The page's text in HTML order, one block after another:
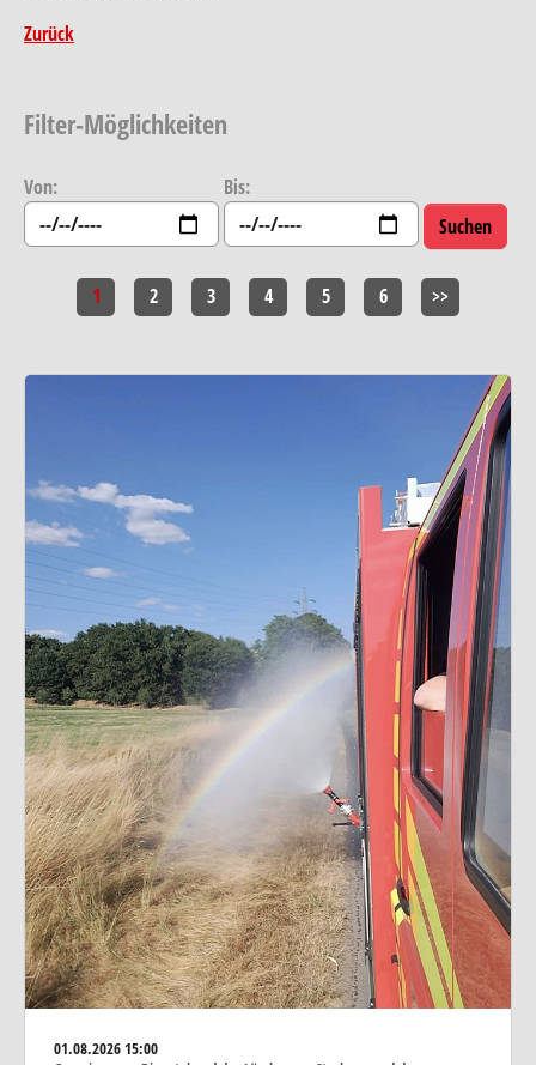
Zurück
Filter-Möglichkeiten
Von: Bis:
1 2 3 4 5 6 >>
01.08.202615:00